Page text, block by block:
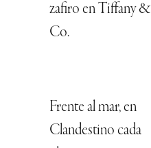
zafiro en Tiffany &
Co.
Frente al mar, en
Clandestino cada